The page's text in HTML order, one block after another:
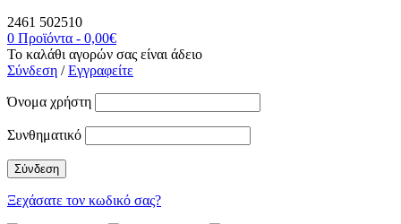
2461 502510
0 Προϊόντα - 0,00€
Το καλάθι αγορών σας είναι άδειο
Σύνδεση /Εγγραφείτε
Όνομα χρήστη
Συνθηματικό
Ξεχάσατε τον κωδικό σας?